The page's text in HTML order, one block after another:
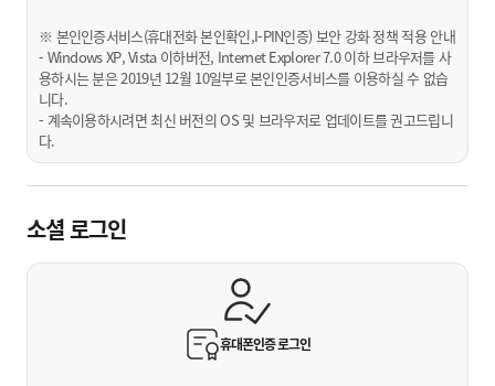
※ 본인인증서비스(휴대전화 본인확인,I-PIN인증) 보안 강화 정책 적용 안내
- Windows XP, Vista 이하버전, Internet Explorer 7.0 이하 브라우저를 사
용하시는 분은 2019년 12월 10일부로 본인인증서비스를 이용하실 수 없습
니다.
- 계속이용하시려면 최신 버전의 OS 및 브라우저로 업데이트를 권고드립니
다.
소셜 로그인
휴대폰인증로그인